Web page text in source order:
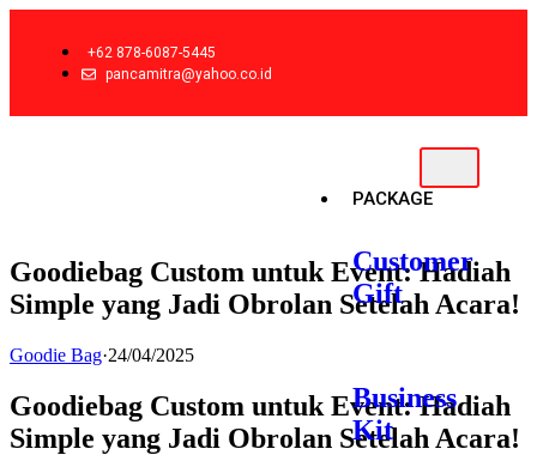
+62 878-6087-5445
pancamitra@yahoo.co.id
PACKAGE
Customer
Gift
Business
Kit
Goodiebag Custom untuk Event: Hadiah
Simple yang Jadi Obrolan Setelah Acara!
Goodie Bag·24/04/2025
Goodiebag Custom untuk Event: Hadiah
Simple yang Jadi Obrolan Setelah Acara!